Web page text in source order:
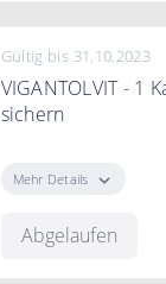
Gültig bis 31.10.2023
VIGANTOLVIT - 1
sichern
VIGANTOLVIT und
Mehr Details
Abgelaufen